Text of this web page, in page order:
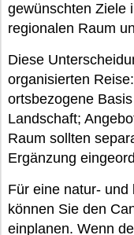
gewünschten Ziele
regionalen Raum
Diese
organisierten
ortsbezogene
Landschaft;
Raum sollten
Ergänzung
Für eine natur-
können Sie den
einplanen. Wenn